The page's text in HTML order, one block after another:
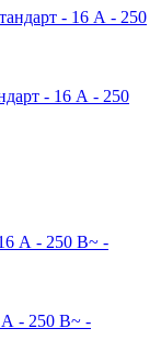
- 16 А - 250
А - 250 В~ -